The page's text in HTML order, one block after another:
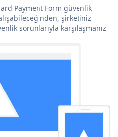
Payment Form güvenlik
şirketiniz
sorunlarıyla karşılaşmanız